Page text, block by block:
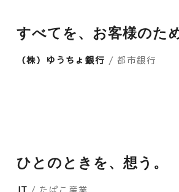
すべてを、お客様のた
（株）ゆうちょ銀行 / 都市銀行
ひとのときを、想う。